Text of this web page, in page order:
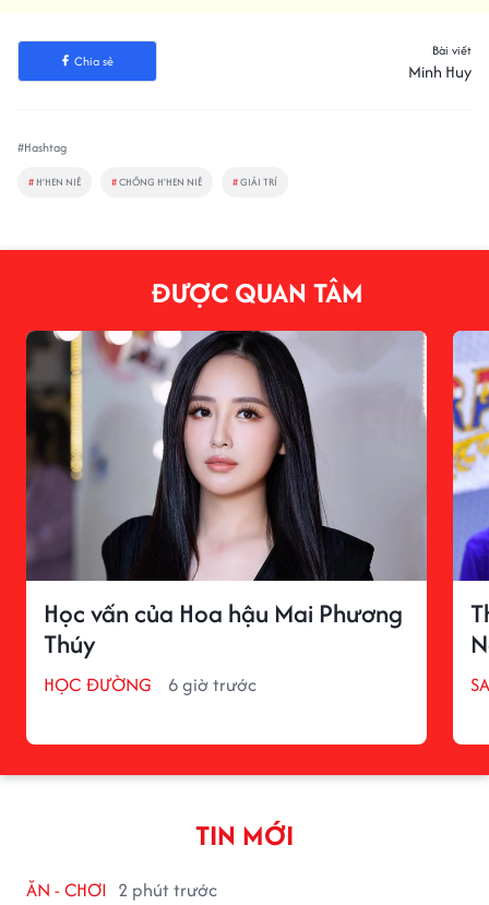
Chia sẻ
Bài viết
Minh Huy
#Hashtag
# H’HEN NIÊ #CHỒNG H'HEN NIÊ #GIẢI TRÍ
ĐƯỢC QUAN TÂM
Học vấn của Hoa hậu Mai Phương
Thúy
HỌC ĐƯỜNG 6 giờ trước
TIN MỚI
ĂN - CHƠI 2 phút trước